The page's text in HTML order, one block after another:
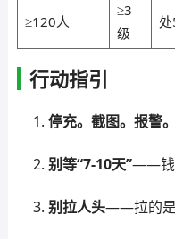
≥120人
≥3
级
行动指引
停充。截图。报警。
别等“7-10天”——钱
别拉人头——拉的是